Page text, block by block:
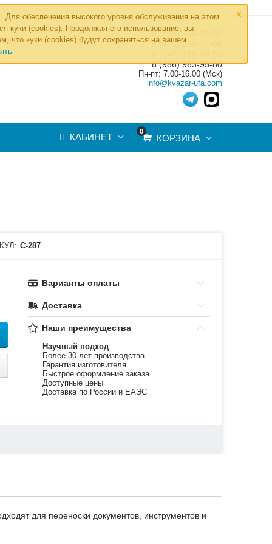
×
Для обеспечения высокого уровня обслуживания на этом
куки (cookies). Продолжая его использование, вы
что куки (cookies) будут сохраняться на вашем
»
8 (800) 700-19-50
8 (495) 255-77-08
8 (986) 963-95-80
Пн-пт: 7.00-16.00 (Мск)
info@kvazar-ufa.com
0
КОРЗИНА
КАБИНЕТ
С-287
Варианты оплаты
Доставка
Наши преимущества
Научный подход
Более 30 лет производства
Гарантия изготовителя
Быстрое оформление заказа
Доступные цены
Доставка по России и ЕАЭС
для переноски документов, инструментов и